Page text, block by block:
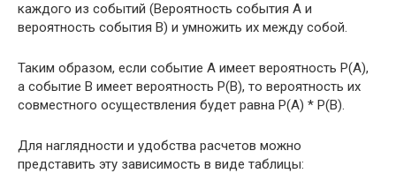
каждого из событий (Вероятность события А и
вероятность события В) и умножить их между собой.
Таким образом, если событие А имеет вероятность Р(А),
а событие В имеет вероятность Р(В), то вероятность их
совместного осуществления будет равна Р(А) * Р(В).
Для наглядности и удобства расчетов можно
представить эту зависимость в виде таблицы: